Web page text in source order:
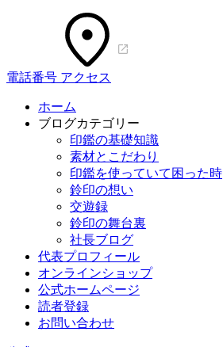
電話番号 アクセス
ホーム
ブログカテゴリー
印鑑の基礎知識
素材とこだわり
印鑑を使っていて困った時
鈴印の想い
交遊録
鈴印の舞台裏
社長ブログ
代表プロフィール
オンラインショップ
公式ホームページ
読者登録
お問い合わせ